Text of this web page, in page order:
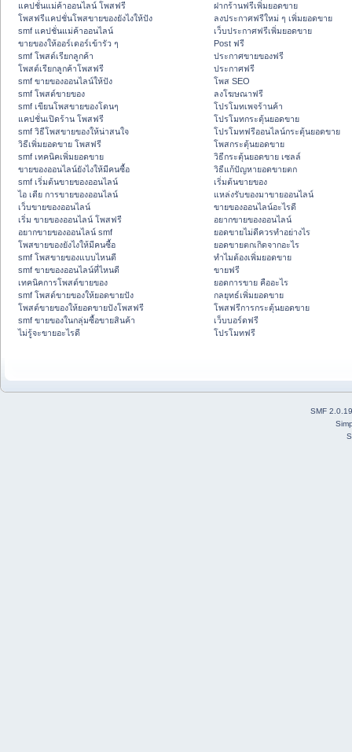
แคปชั่นแม่ค้าออนไลน์ โพสฟรี
โพสฟรีแคปชั่นโพสขายของยังไงให้ปัง
smf แคปชั่นแม่ค้าออนไลน์
ขายของให้ออร์เดอร์เข้ารัว ๆ
smf โพสต์เรียกลูกค้า
โพสต์เรียกลูกค้าโพสฟรี
smf ขายของออนไลน์ให้ปัง
smf โพสต์ขายของ
smf เขียนโพสขายของโดนๆ
แคปชั่นเปิดร้าน โพสฟรี
smf วิธีโพสขายของให้น่าสนใจ
วิธีเพิ่มยอดขาย โพสฟรี
smf เทคนิคเพิ่มยอดขาย
ขายของออนไลน์ยังไงให้มีคนซื้อ
smf เริ่มต้นขายของออนไลน์
ไอ เดีย การขายของออนไลน์
เว็บขายของออนไลน์
เริ่ม ขายของออนไลน์ โพสฟรี
อยากขายของออนไลน์ smf
โพสขายของยังไงให้มีคนซื้อ
smf โพสขายของแบบไหนดี
smf ขายของออนไลน์ที่ไหนดี
เทคนิคการโพสต์ขายของ
smf โพสต์ขายของให้ยอดขายปัง
โพสต์ขายของให้ยอดขายปังโพสฟรี
smf ขายของในกลุ่มซื้อขายสินค้า
ไม่รู้จะขายอะไรดี
ฝากร้านฟรีเพิ่มยอดขาย
ลงประกาศฟรีใหม่ ๆ เพิ่มยอดขาย
เว็บประกาศฟรีเพิ่มยอดขาย
Post ฟรี
ประกาศขายของฟรี
ประกาศฟรี
โพส SEO
ลงโฆษณาฟรี
โปรโมทเพจร้านค้า
โปรโมทกระตุ้นยอดขาย
โปรโมทฟรีออนไลน์กระตุ้นยอดขาย
โพสกระตุ้นยอดขาย
วิธีกระตุ้นยอดขาย เซลล์
วิธีแก้ปัญหายอดขายตก
เริ่มต้นขายของ
แหล่งรับของมาขายออนไลน์
ขายของออนไลน์อะไรดี
อยากขายของออนไลน์
ยอดขายไม่ดีควรทำอย่างไร
ยอดขายตกเกิดจากอะไร
ทำไมต้องเพิ่มยอดขาย
ขายฟรี
ยอดการขาย คืออะไร
กลยุทธ์เพิ่มยอดขาย
โพสฟรีการกระตุ้นยอดขาย
เว็บบอร์ดฟรี
โปรโมทฟรี
SMF 2.0.19